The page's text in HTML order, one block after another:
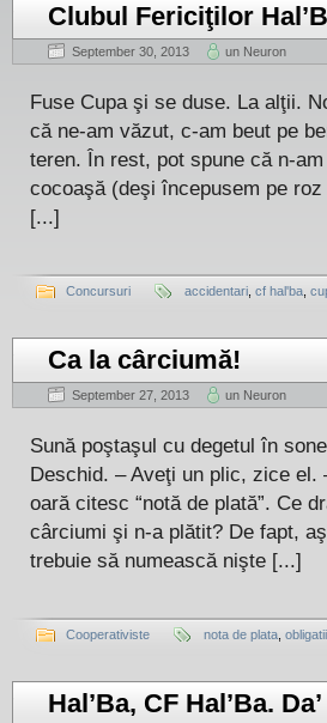
Clubul Fericiţilor
September 30, 2013 un Neuron
Fuse Cupa şi se duse. La alţii.
că ne-am văzut, c-am beut pe
teren. În rest, pot spune că n-
cocoaşă (deşi începusem pe
[...]
Concursuri accidentari cf hal'ba
Ca la cârciumă!
September 27, 2013 un Neuron
Sună poştaşul cu degetul în
Deschid. – Aveţi un plic, zice
oară citesc “notă de plată”. Ce
cârciumi şi n-a plătit? De fapt,
trebuie să numească nişte [...]
Cooperativiste nota de plata
Hal’Ba, CF Hal’Ba.